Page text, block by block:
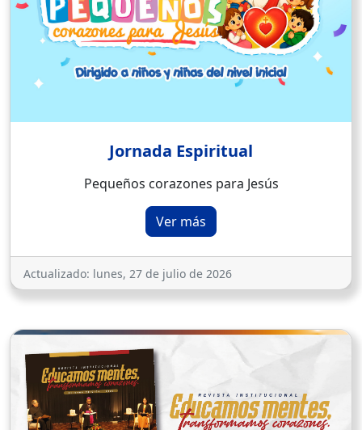
Jornada Espiritual
Pequeños corazones para Jesús
Ver más
Actualizado: lunes, 27 de julio de 2026